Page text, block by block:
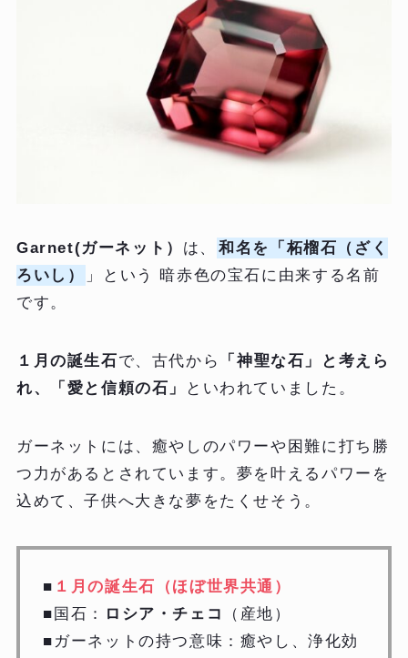
Garnet(ガーネット） は、
和名を「柘榴石（ざく
ろいし）
」という 暗赤色の宝石に由来する名前
です。
１月の誕生石 で、古代から
「神聖な石」と考えら
れ、「愛と信頼の石」
といわれていました。
ガーネットには、癒やしのパワーや困難に打ち勝
つ力があるとされています。夢を叶えるパワーを
込めて、子供へ大きな夢をたくせそう。
■ １月の誕生石（ほぼ世界共通）
■国石：
ロシア・チェコ
（産地）
■ガーネットの持つ意味：癒やし、浄化効